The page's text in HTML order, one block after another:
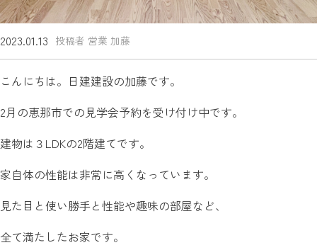
2023.01.13 投稿者 営業 加藤
こんにちは。日建建設の加藤です。
2月の恵那市での見学会予約を受け付け中です。
建物は３LDKの2階建てです。
家自体の性能は非常に高くなっています。
見た目と使い勝手と性能や趣味の部屋など、
全て満たしたお家です。